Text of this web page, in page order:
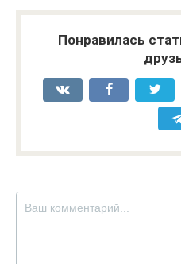
Понравилась